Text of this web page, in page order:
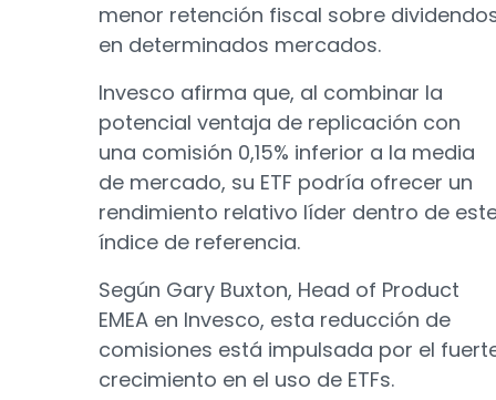
menor retención fiscal sobre
en determinados mercados.
Invesco afirma que, al combinar la
potencial ventaja de replicación con
una comisión 0,15% inferior a la media
de mercado, su ETF podría ofrecer un
rendimiento relativo líder dentro de
índice de referencia.
Según Gary Buxton, Head of Product
EMEA en Invesco, esta reducción de
comisiones está impulsada por el
crecimiento en el uso de ETFs.